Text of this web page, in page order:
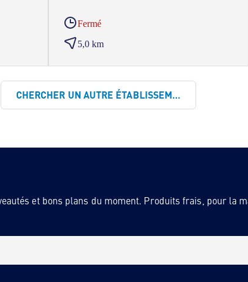
Fermé
5,0 km
CHERCHER UN AUTRE ÉTABLISSEMENT
et bons plans du moment. Produits frais, pour la